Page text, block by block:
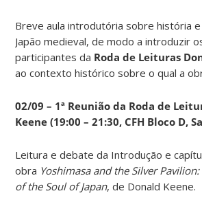
Breve aula introdutória sobre história
Japão medieval, de modo a introduzir
participantes da Roda de Leituras
ao contexto histórico sobre o qual a
02/09 – 1ª Reunião da Roda de
Keene (19:00 – 21:30, CFH Bloco D,
Leitura e debate da Introdução e
obra Yoshimasa and the Silver
of the Soul of Japan, de Donald Keene.